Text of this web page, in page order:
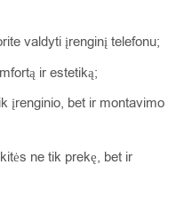
valdyti įrenginį telefonu;
ir estetiką;
įrenginio, bet ir montavimo
ne tik prekę, bet ir